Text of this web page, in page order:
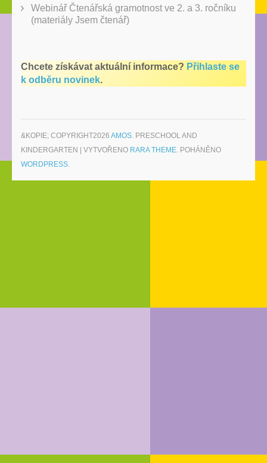
Webinář Čtenářská gramotnost ve 2. a 3. ročníku
(materiály Jsem čtenář)
Chcete získávat aktuální informace? Přihlaste se
k odběru novinek.
&KOPIE; COPYRIGHT2026 AMOS. PRESCHOOL AND
KINDERGARTEN | VYTVOŘENO RARA THEME. POHÁNĚNO
WORDPRESS.